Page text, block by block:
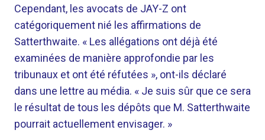
Cependant, les avocats de JAY-Z ont
catégoriquement nié les affirmations de
Satterthwaite. « Les allégations ont déjà été
examinées de manière approfondie par les
tribunaux et ont été réfutées », ont-ils déclaré
dans une lettre au média. « Je suis sûr que ce sera
le résultat de tous les dépôts que M. Satterthwaite
pourrait actuellement envisager. »